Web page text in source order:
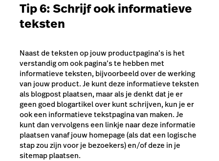
Tip 6: Schrijf ook informatieve
teksten
Naast de teksten op jouw productpagina’s is het
verstandig om ook pagina’s te hebben met
informatieve teksten, bijvoorbeeld over de werking
van jouw product. Je kunt deze informatieve teksten
als blogpost plaatsen, maar als je denkt dat je er
geen goed blogartikel over kunt schrijven, kun je er
ook een informatieve tekstpagina van maken. Je
kunt dan vervolgens een linkje naar deze informatie
plaatsen vanaf jouw homepage (als dat een logische
stap zou zijn voor je bezoekers) en/of deze in je
sitemap plaatsen.